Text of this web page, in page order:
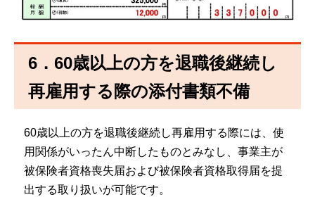
6．60歳以上の方を退職後継続し
再雇用する際の添付書類不備
60歳以上の方を退職後継続し再雇用する際には、使
用関係がいったん中断したものとみなし、事業主が
被保険者資格喪失届および被保険者資格取得届を提
出する取り扱いが可能です。